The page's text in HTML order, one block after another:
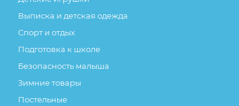
Выписка и детская одежда
Спорт и отдых
Подготовка к школе
Безопасность малыша
Зимние товары
Постельные